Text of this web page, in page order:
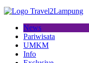
News
Pariwisata
UMKM
Info